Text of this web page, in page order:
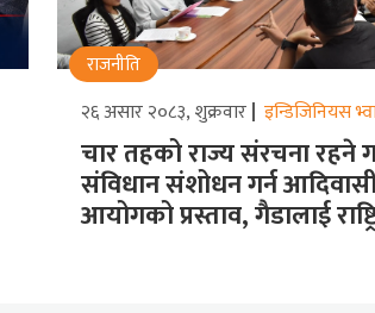
राजनीति
२६ असार २०८३, शुक्रवार इन्डिजिनियस
चार तहको राज्य संरचना रहने
संविधान संशोधन गर्न
आयोगको प्रस्ताव, गैडालाई